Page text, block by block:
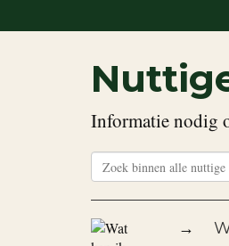
Informatie nodig
→